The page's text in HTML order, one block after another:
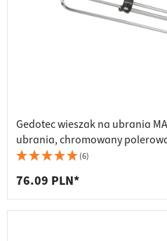
Gedotec wieszak na ubrania
ubrania, chromowany
(6)
76.09 PLN*